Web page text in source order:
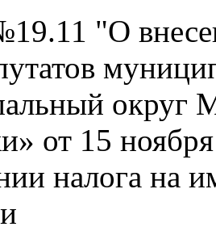
"О
округ
от 15
налога на